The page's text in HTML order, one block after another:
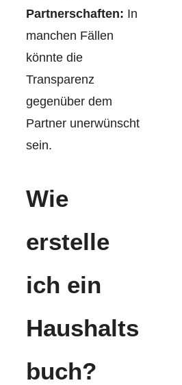
Partnerschaften: In
manchen Fällen
könnte die
Transparenz
gegenüber dem
Partner unerwünscht
sein.
Wie
erstelle
ich ein
Haushalts
buch?